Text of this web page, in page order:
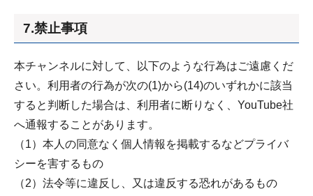
7.禁止事項
本チャンネルに対して、以下のような行為はご遠慮くだ
さい。利用者の行為が次の(1)から(14)のいずれかに該当
すると判断した場合は、利用者に断りなく、YouTube社
へ通報することがあります。
（1）本人の同意なく個人情報を掲載するなどプライバ
シーを害するもの
（2）法令等に違反し、又は違反する恐れがあるもの